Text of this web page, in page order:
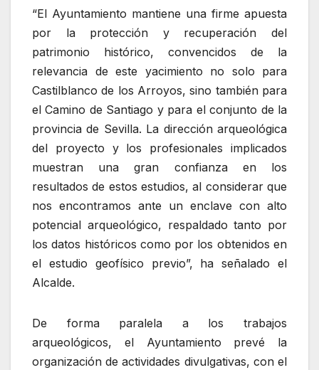
“El Ayuntamiento mantiene una firme apuesta
por la protección y recuperación del
patrimonio histórico, convencidos de la
relevancia de este yacimiento no solo para
Castilblanco de los Arroyos, sino también para
el Camino de Santiago y para el conjunto de la
provincia de Sevilla. La dirección arqueológica
del proyecto y los profesionales implicados
muestran una gran confianza en los
resultados de estos estudios, al considerar que
nos encontramos ante un enclave con alto
potencial arqueológico, respaldado tanto por
los datos históricos como por los obtenidos en
el estudio geofísico previo”, ha señalado el
Alcalde.
De forma paralela a los trabajos
arqueológicos, el Ayuntamiento prevé la
organización de actividades divulgativas, con el